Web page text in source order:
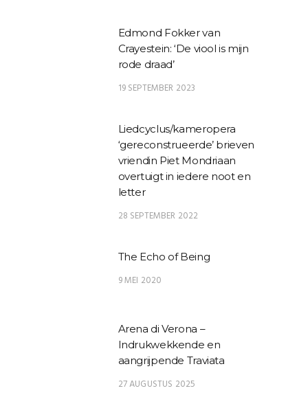
Edmond Fokker van
Crayestein: ‘De viool is mijn
rode draad’
19 SEPTEMBER 2023
Liedcyclus/kameropera
‘gereconstrueerde’ brieven
vriendin Piet Mondriaan
overtuigt in iedere noot en
letter
28 SEPTEMBER 2022
The Echo of Being
9 MEI 2020
Arena di Verona –
Indrukwekkende en
aangrijpende Traviata
27 AUGUSTUS 2025